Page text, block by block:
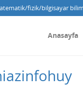
fizik/bilgisayar
Anasayfa